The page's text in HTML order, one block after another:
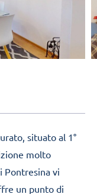
situato al 1°
molto
Pontresina vi
un punto di